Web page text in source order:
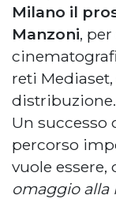
Milano il
Manzoni,
reti
distribuzione.
Un successo
percorso
vuole essere,
omaggio alla